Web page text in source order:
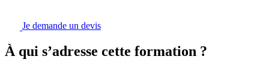
Je demande un devis
À qui s’adresse cette formation ?